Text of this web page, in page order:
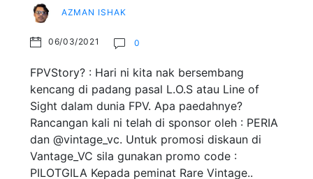
AZMAN ISHAK
06/03/2021 0
FPVStory? : Hari ni kita nak bersembang
kencang di padang pasal L.O.S atau Line of
Sight dalam dunia FPV. Apa paedahnye?
Rancangan kali ni telah di sponsor oleh : PERIA
dan @vintage_vc. Untuk promosi diskaun di
Vantage_VC sila gunakan promo code :
PILOTGILA Kepada peminat Rare Vintage..